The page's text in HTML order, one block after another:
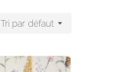
Tri par défaut